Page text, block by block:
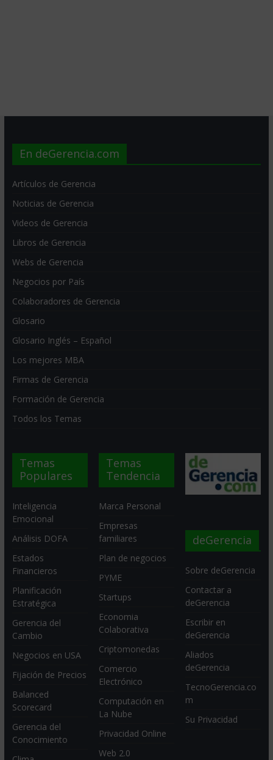
En deGerencia.com
Artículos de Gerencia
Noticias de Gerencia
Videos de Gerencia
Libros de Gerencia
Webs de Gerencia
Negocios por País
Colaboradores de Gerencia
Glosario
Glosario Inglés – Español
Los mejores MBA
Firmas de Gerencia
Formación de Gerencia
Todos los Temas
Temas
Populares
Inteligencia
Emocional
Análisis DOFA
Estados
Financieros
Planificación
Estratégica
Gerencia del
Cambio
Negocios en USA
Fijación de Precios
Balanced
Scorecard
Gerencia del
Conocimiento
Temas
Tendencia
Marca Personal
Empresas
familiares
Plan de negocios
PYME
Startups
Economia
Colaborativa
Criptomonedas
Comercio
Electrónico
Computación en
La Nube
Privacidad Online
Web 2.0
deGerencia
Sobre deGerencia
Contactar a
deGerencia
Escribir en
deGerencia
Aliados
deGerencia
TecnoGerencia.co
m
Su Privacidad